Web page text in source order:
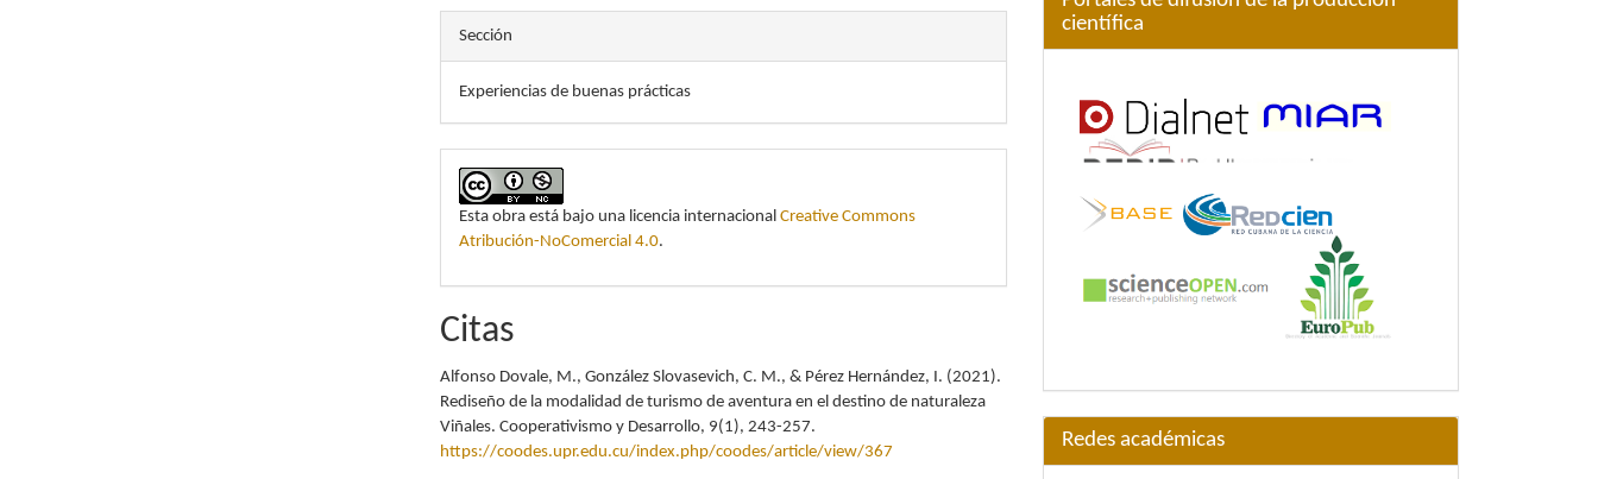
Sección
Experiencias de buenas prácticas
Esta obra está bajo una licencia internacionalCreative Commons
Atribución-NoComercial 4.0.
Citas
Alfonso Dovale, M., González Slovasevich, C. M., & Pérez Hernández, I. (2021).
Rediseño de la modalidad de turismo de aventura en el destino de naturaleza
Viñales. Cooperativismo y Desarrollo, 9(1), 243-257.
https://coodes.upr.edu.cu/index.php/coodes/article/view/367
científica
Redes académicas